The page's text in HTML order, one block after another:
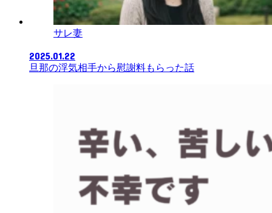
サレ妻
2025.01.22
旦那の浮気相手から慰謝料もらった話